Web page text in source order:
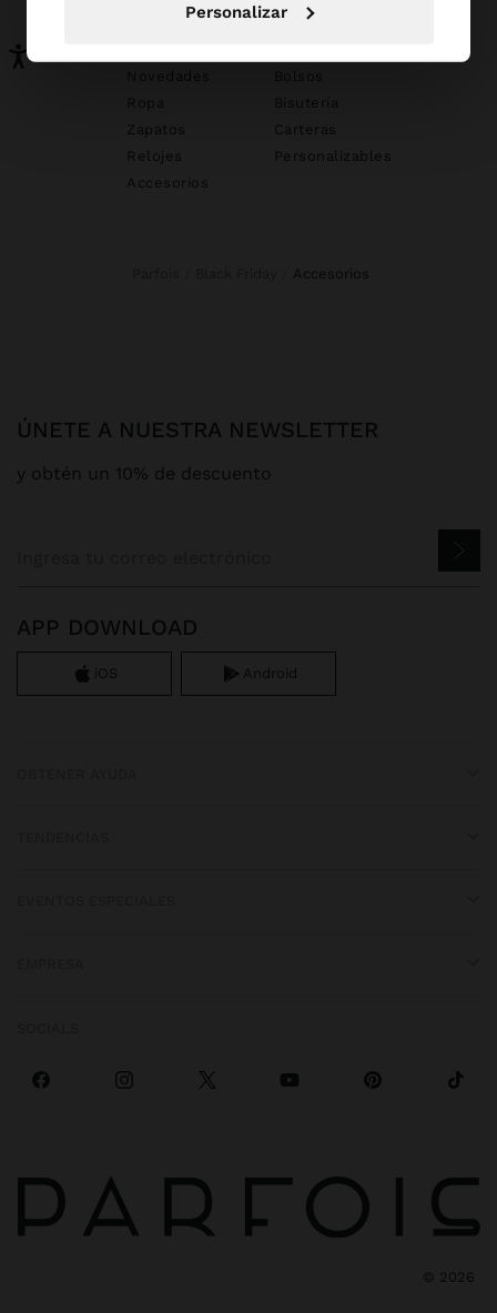
Personalizar
Ropa
Bisutería
Zapatos
Carteras
Relojes
Personalizables
Accesorios
accesorios
ÚNETE A NUESTRA NEWSLETTER
y obtén un 10% de descuento
APP DOWNLOAD
iOS Android
© 2026